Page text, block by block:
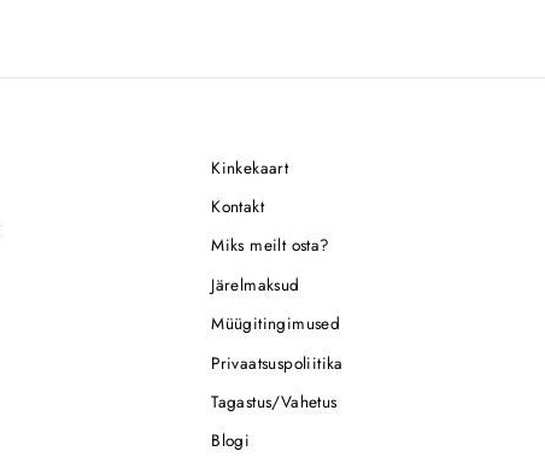
Kinkekaart
Kontakt
Miks meilt osta?
Järelmaksud
Müügitingimused
Privaatsuspoliitika
Tagastus/Vahetus
Blogi